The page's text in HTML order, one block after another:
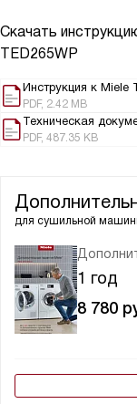
Скачать
TED265WP
Инструкция к Miele
PDF, 2.42 MB
Техническая
PDF, 487.35 KB
для сушильной
1 год
8 780